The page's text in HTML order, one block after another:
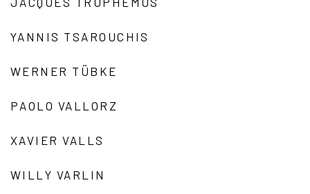
YANNIS TSAROUCHIS
WERNER TÜBKE
PAOLO VALLORZ
XAVIER VALLS
WILLY VARLIN